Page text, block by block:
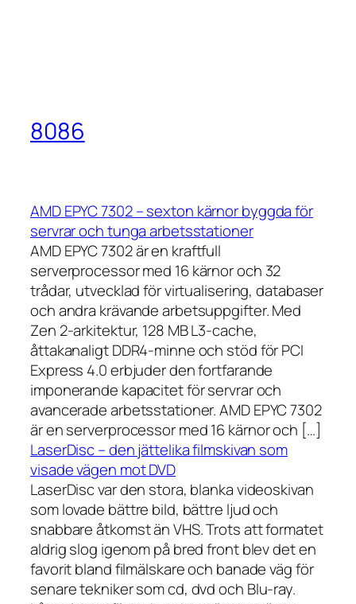
8086
AMD EPYC 7302 – sexton kärnor byggda för
servrar och tunga arbetsstationer
AMD EPYC 7302 är en kraftfull
serverprocessor med 16 kärnor och 32
trådar, utvecklad för virtualisering, databaser
och andra krävande arbetsuppgifter. Med
Zen 2-arkitektur, 128 MB L3-cache,
åttakanaligt DDR4-minne och stöd för PCI
Express 4.0 erbjuder den fortfarande
imponerande kapacitet för servrar och
avancerade arbetsstationer. AMD EPYC 7302
är en serverprocessor med 16 kärnor och […]
LaserDisc – den jättelika filmskivan som
visade vägen mot DVD
LaserDisc var den stora, blanka videoskivan
som lovade bättre bild, bättre ljud och
snabbare åtkomst än VHS. Trots att formatet
aldrig slog igenom på bred front blev det en
favorit bland filmälskare och banade väg för
senare tekniker som cd, dvd och Blu-ray.